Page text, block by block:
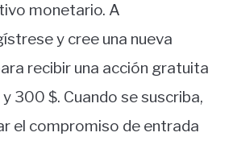
monetario. A
y cree una nueva
recibir una acción gratuita
300 $. Cuando se suscriba,
el compromiso de entrada